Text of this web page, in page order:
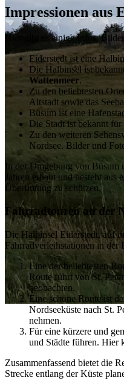
Impressionen aus
Hier gibt es einige Infos,
Eiderstedt ist eine
Die Halbinsel ist
Wattenmeer.
Zu den beliebtesten
Altstadt sowie das
Büsum ist eine
Die Stadt ist bekannt
Zu den weiteren
Nordsee. Bilder und
In der Umgebung von Büsum
Jahren erbaut und besteht
Überflutung zu schützen.
Fahrradtouren an der
Die Halbinsel Eiderstedt, auf
Fahrradverleihstationen in der
Eine der beliebtesten
Route führt von St.
beobachten.
Eine schöne Route ist
Nordseeküste nach St.
nehmen.
Für eine kürzere und
und Städte führen. Hier
Zusammenfassend bietet die
Strecke entlang der Küste